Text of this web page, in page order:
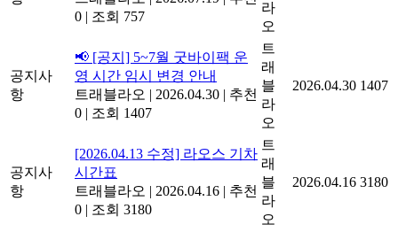
0 | 조회 757
라
오
공지사
항
📢 [공지] 5~7월 굿바이팩 운
영 시간 임시 변경 안내
트래블라오 | 2026.04.30 | 추천
0 | 조회 1407
트
래
블
라
오
2026.04.30 1407
공지사
항
[2026.04.13 수정] 라오스 기차
시간표
트래블라오 | 2026.04.16 | 추천
0 | 조회 3180
트
래
블
라
오
2026.04.16 3180